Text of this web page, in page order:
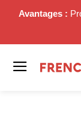
Avantages :